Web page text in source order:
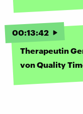
00:13:42
Therapeutin
von Quality